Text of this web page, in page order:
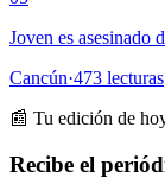
Joven es asesinado
Cancún·473 lecturas
📰 Tu edición de
Recibe el